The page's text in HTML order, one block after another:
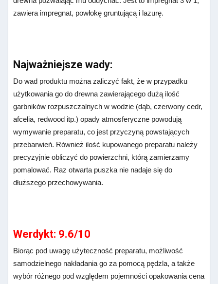
zawiera impregnat, powłokę gruntującą i lazurę.
Najważniejsze wady:
Do wad produktu można zaliczyć fakt, że w przypadku
użytkowania go do drewna zawierającego dużą ilość
garbników rozpuszczalnych w wodzie (dąb, czerwony cedr,
afcelia, redwood itp.) opady atmosferyczne powodują
wymywanie preparatu, co jest przyczyną powstających
przebarwień. Również ilość kupowanego preparatu należy
precyzyjnie obliczyć do powierzchni, którą zamierzamy
pomalować. Raz otwarta puszka nie nadaje się do
dłuższego przechowywania.
Werdykt: 9.6/10
Biorąc pod uwagę użyteczność preparatu, możliwość
samodzielnego nakładania go za pomocą pędzla, a także
wybór różnego pod względem pojemności opakowania cena